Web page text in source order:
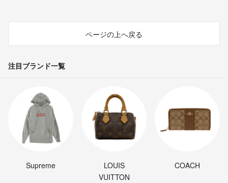
ページの上へ戻る
注目ブランド一覧
Supreme
LOUIS
VUITTON
COACH